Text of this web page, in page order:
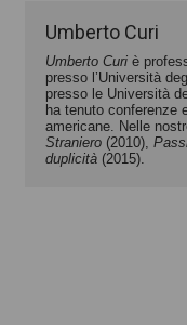
Umberto Curi
Umberto Curi è
presso l’Università
presso le Università
ha tenuto conferenze
americane. Nelle
Straniero (2010),
duplicità (2015).